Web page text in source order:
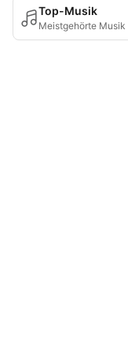
Top-Musik
Meistgehörte Musik